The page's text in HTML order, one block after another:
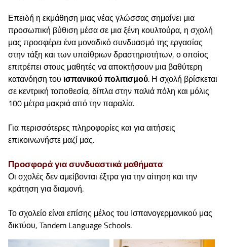
Επειδή η εκμάθηση μιας νέας γλώσσας σημαίνει μια
προσωπική βύθιση μέσα σε μια ξένη κουλτούρα, η σχολή
μας προσφέρει ένα μοναδικό συνδυασμό της εργασίας
στην τάξη και των υπαίθριων δραστηριοτήτων, ο οποίος
επιτρέπει στους μαθητές να αποκτήσουν μια βαθύτερη
κατανόηση του ισπανικού πολιτισμού. Η σχολή βρίσκεται
σε κεντρική τοποθεσία, δίπλα στην παλιά πόλη και μόλις
100 μέτρα μακριά από την παραλία.
Για περισσότερες πληροφορίες και για αιτήσεις
επικοινωνήστε μαζί μας.
Προσφορά γιασυνδυαστικά μαθήματα
Οι σχολές δεν αμείβονται έξτρα για την αίτηση και την
κράτηση για διαμονή.
Το σχολείο είναι επίσης μέλος του Ισπανογερμανικού μας
δικτύου, Tandem Language Schools.